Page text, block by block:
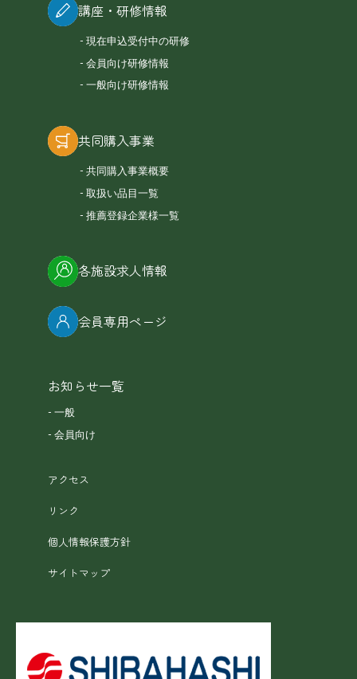
講座・研修情報
現在申込受付中の研修
会員向け研修情報
一般向け研修情報
共同購入事業
共同購入事業概要
取扱い品目一覧
推薦登録企業様一覧
各施設求人情報
会員専用ページ
お知らせ一覧
一般
会員向け
アクセス
リンク
個人情報保護方針
サイトマップ